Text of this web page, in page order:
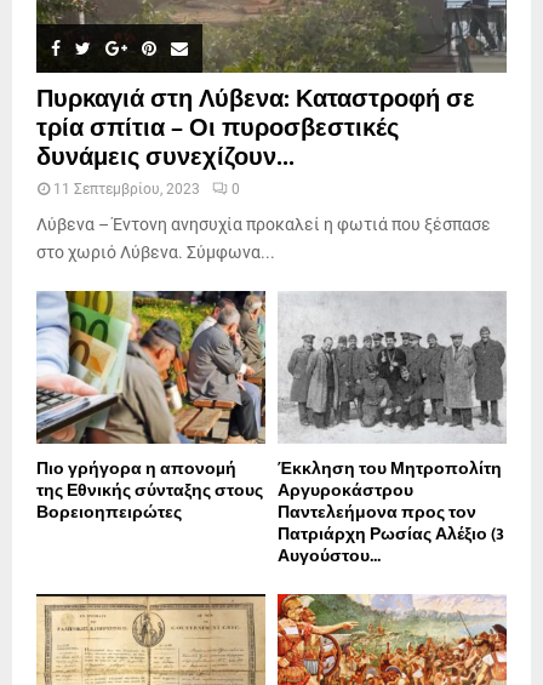
Πυρκαγιά στη Λύβενα: Καταστροφή σε
τρία σπίτια – Οι πυροσβεστικές
δυνάμεις συνεχίζουν...
11 Σεπτεμβρίου, 2023 0
Λύβενα – Έντονη ανησυχία προκαλεί η φωτιά που ξέσπασε
στο χωριό Λύβενα. Σύμφωνα...
Πιο γρήγορα η απονοµή
της Εθνικής σύνταξης στους
Βορειοηπειρώτες
Έκκληση του Μητροπολίτη
Αργυροκάστρου
Παντελεήμονα προς τον
Πατριάρχη Ρωσίας Αλέξιο (3
Αυγούστου...